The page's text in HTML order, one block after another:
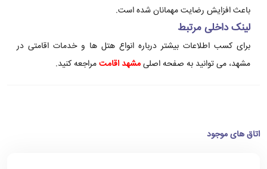
باعث افزایش رضایت مهمانان شده است.
لینک داخلی مرتبط
برای کسب اطلاعات بیشتر درباره انواع هتل ها و خدمات اقامتی در
مشهد، می توانید به صفحه اصلیمشهد اقامتمراجعه کنید.
اتاق های موجود